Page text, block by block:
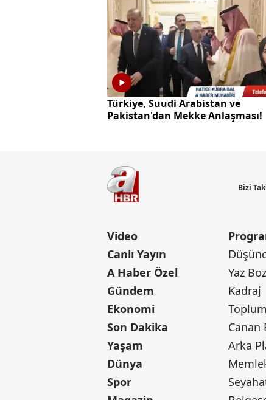
Türkiye, Suudi Arabistan ve
Pakistan'dan Mekke Anlaşması!
Bizi
Video
Canlı Yayın
A Haber Özel
Gündem
Ekonomi
Son Dakika
Yaşam
Dünya
Spor
Yaz Boz
Kadraj
Arka